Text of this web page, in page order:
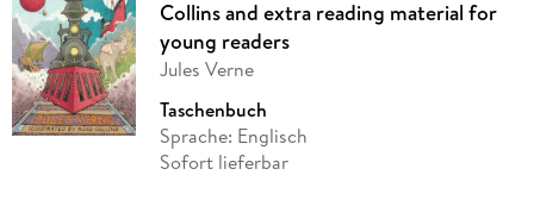
Collins and extra reading material for
young readers
Jules Verne
Taschenbuch
Sprache: Englisch
Sofort lieferbar